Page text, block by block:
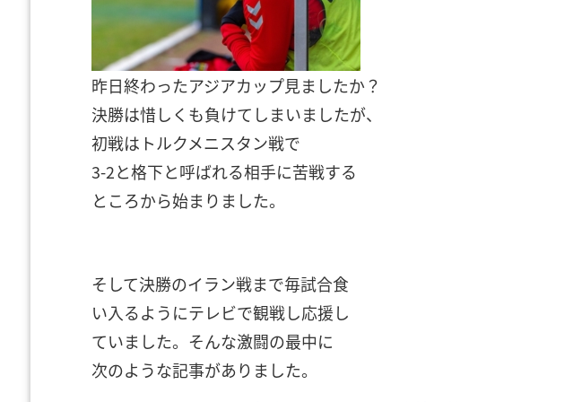
昨日終わったアジアカップ見ましたか？
決勝は惜しくも負けてしまいましたが、
初戦はトルクメニスタン戦で
3-2と格下と呼ばれる相手に苦戦する
ところから始まりました。
そして決勝のイラン戦まで毎試合食
い入るようにテレビで観戦し応援し
ていました。 そんな激闘の最中に
次のような記事がありました。